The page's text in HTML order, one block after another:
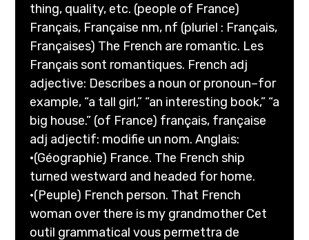
thing, quality, etc. (people of France)
Français, Française nm, nf (pluriel : Français,
Françaises) The French are romantic. Les
Français sont romantiques. French adj
adjective: Describes a noun or pronoun–for
example, “a tall girl,” “an interesting book,” “a
big house.” (of France) français, française
adj adjectif: modifie un nom. Anglais:
·(Géographie) France. The French ship
turned westward and headed for home.
·(Peuple) French person. That French
woman over there is my grandmother Cet
outil grammatical vous permettra de